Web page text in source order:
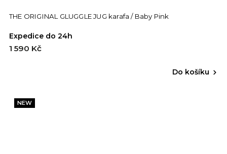
THE ORIGINAL GLUGGLE JUG karafa / Baby Pink
Expedice do 24h
1 590 Kč
Do košíku
NEW